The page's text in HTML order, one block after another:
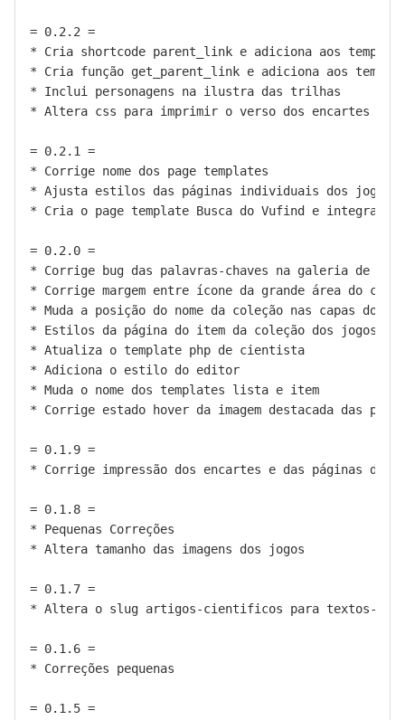
= 0.2.2 =
* Cria shortcode parent_link e adiciona aos
* Cria função get_parent_link e adiciona aos
* Inclui personagens na ilustra das trilhas
* Altera css para imprimir o verso dos encartes tbm
= 0.2.1 =
* Corrige nome dos page templates
* Ajusta estilos das páginas individuais dos jogos
* Cria o page template Busca do Vufind e integra
= 0.2.0 =
* Corrige bug das palavras-chaves na galeria de
* Corrige margem entre ícone da grande área do
* Muda a posição do nome da coleção nas capas dos
* Estilos da página do item da coleção dos jogos
* Atualiza o template php de cientista
* Adiciona o estilo do editor
* Muda o nome dos templates lista e item
* Corrige estado hover da imagem destacada das
= 0.1.9 =
* Corrige impressão dos encartes e das páginas de
= 0.1.8 =
* Pequenas Correções
* Altera tamanho das imagens dos jogos
= 0.1.7 =
* Altera o slug artigos-cientificos para textos-de-
= 0.1.6 =
* Correções pequenas
= 0.1.5 =